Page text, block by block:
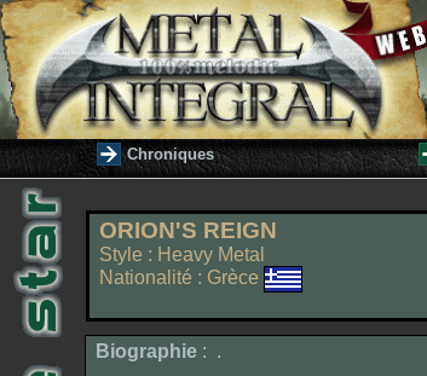
Chroniques
ORION'S REIGN
Style : Heavy Metal
Nationalité : Grèce
Biographie : .